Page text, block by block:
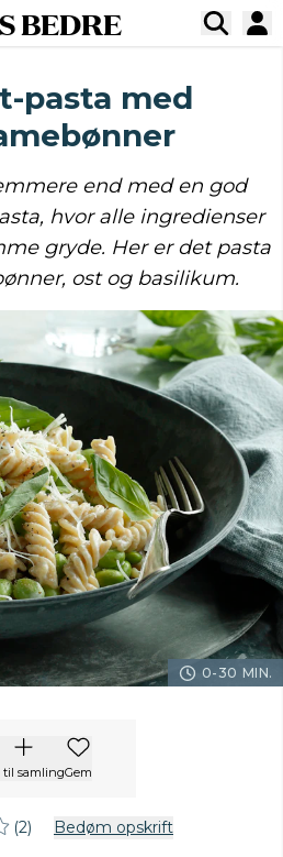
BEDRE
pasta med
end med en god
hvor alle ingredienser
gryde. Her er det pasta
ost og basilikum.
0-30 MIN.
til samlingGem
(2) Bedøm opskrift